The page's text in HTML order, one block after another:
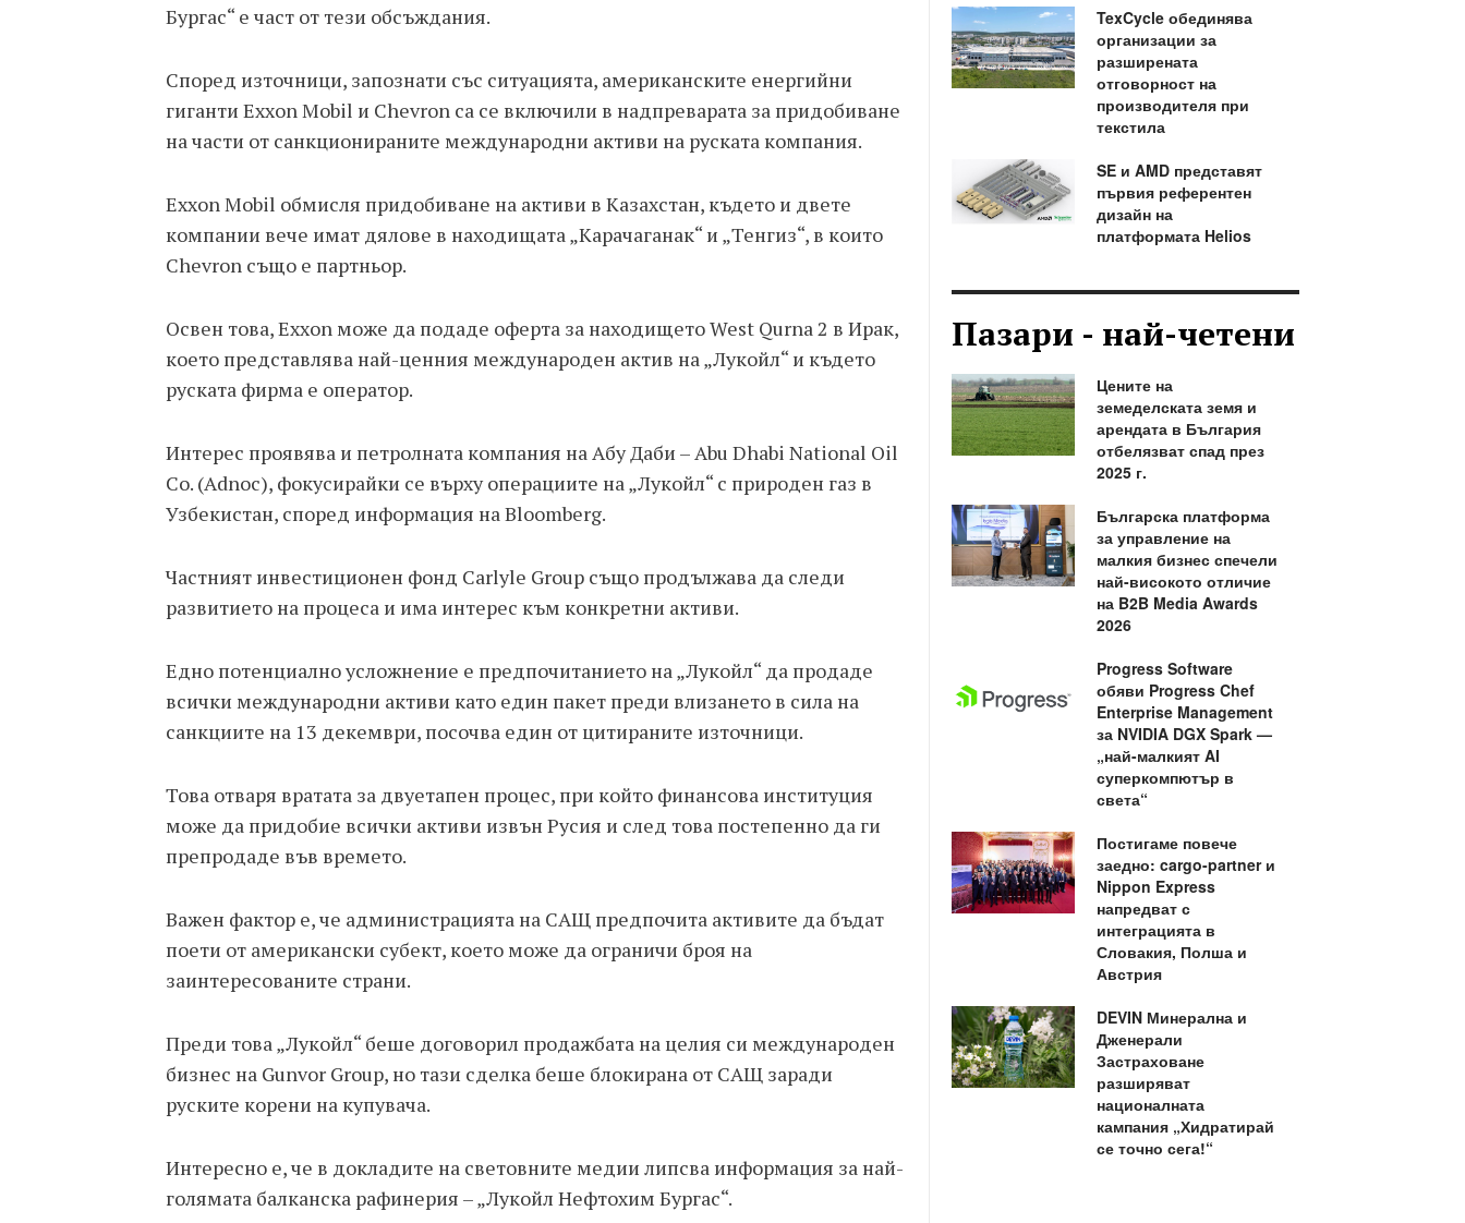
Бургас“ е част от тези обсъждания.
Според източници, запознати със ситуацията, американските енергийни
гиганти Exxon Mobil и Chevron са се включили в надпреварата за придобиване
на части от санкционираните международни активи на руската компания.
Exxon Mobil обмисля придобиване на активи в Казахстан, където и двете
компании вече имат дялове в находищата „Карачаганак“ и „Тенгиз“, в които
Chevron също е партньор.
Освен това, Exxon може да подаде оферта за находището West Qurna 2 в Ирак,
което представлява най-ценния международен актив на „Лукойл“ и където
руската фирма е оператор.
Интерес проявява и петролната компания на Абу Даби – Abu Dhabi National Oil
Co. (Adnoc), фокусирайки се върху операциите на „Лукойл“ с природен газ в
Узбекистан, според информация на Bloomberg.
Частният инвестиционен фонд Carlyle Group също продължава да следи
развитието на процеса и има интерес към конкретни активи.
Едно потенциално усложнение е предпочитанието на „Лукойл“ да продаде
всички международни активи като един пакет преди влизането в сила на
санкциите на 13 декември, посочва един от цитираните източници.
Това отваря вратата за двуетапен процес, при който финансова институция
може да придобие всички активи извън Русия и след това постепенно да ги
препродаде във времето.
Важен фактор е, че администрацията на САЩ предпочита активите да бъдат
поети от американски субект, което може да ограничи броя на
заинтересованите страни.
Преди това „Лукойл“ беше договорил продажбата на целия си международен
бизнес на Gunvor Group, но тази сделка беше блокирана от САЩ заради
руските корени на купувача.
Интересно е, че в докладите на световните медии липсва информация за най-
голямата балканска рафинерия – „Лукойл Нефтохим Бургас“.
TexCycle обединява
организации за
разширената
отговорност на
производителя при
текстила
SE и AMD представят
първия референтен
дизайн на
платформата Helios
Пазари - най-четени
Цените на
земеделската земя и
арендата в България
отбелязват спад през
2025 г.
Българска платформа
за управление на
малкия бизнес спечели
най-високото отличие
на B2B Media Awards
2026
Progress Software
обяви Progress Chef
Enterprise Management
за NVIDIA DGX Spark —
„най-малкият AI
суперкомпютър в
света“
Постигаме повече
заедно: cargo-partner и
Nippon Express
напредват с
интеграцията в
Словакия, Полша и
Австрия
DEVIN Минерална и
Дженерали
Застраховане
разширяват
националната
кампания „Хидратирай
се точно сега!“